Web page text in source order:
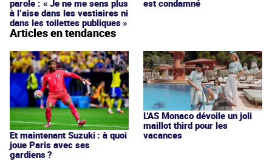
parole : « Je ne me sens plus
à l’aise dans les vestiaires ni
dans les toilettes publiques »
est condamné
Articles en tendances
Et maintenant Suzuki : à quoi
joue Paris avec ses
gardiens ?
L'AS Monaco dévoile un joli
maillot third pour les
vacances